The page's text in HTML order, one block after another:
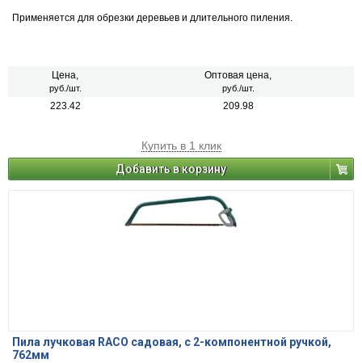
Применяется для обрезки деревьев и длительного пиления.
Цена,
руб./шт.
Оптовая цена,
руб./шт.
223.42 209.98
Купить в 1 клик
Добавить в корзину
Пила лучковая RACO садовая, с 2-компонентной ручкой,
762мм